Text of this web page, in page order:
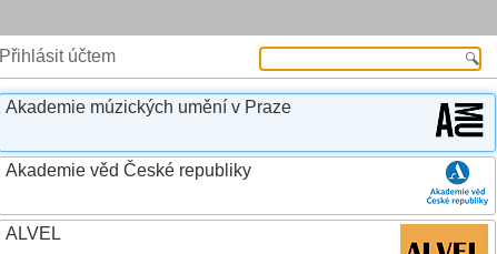
Přihlásit účtem
Akademie múzických umění v Praze
Akademie věd České republiky
ALVEL